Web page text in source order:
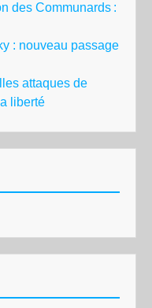
des Communards :
: nouveau passage
attaques de
liberté